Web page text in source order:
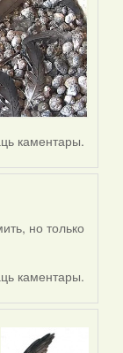
каментары.
но только
каментары.